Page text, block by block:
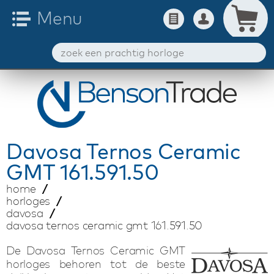
Davosa Ternos Ceramic
GMT 161.591.50
home
horloges
davosa
davosa ternos ceramic gmt 161.591.50
De Davosa Ternos Ceramic GMT
horloges behoren tot de beste